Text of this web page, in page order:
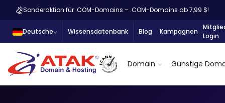
Sonderaktion für .COM-Domains – .COM-Domains ab 7,99 $!
Deutsche Wissensdatenbank Blog Kampagnen
Login
Domain Günstige